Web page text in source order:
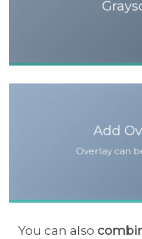
Add
Overlay can
You can also